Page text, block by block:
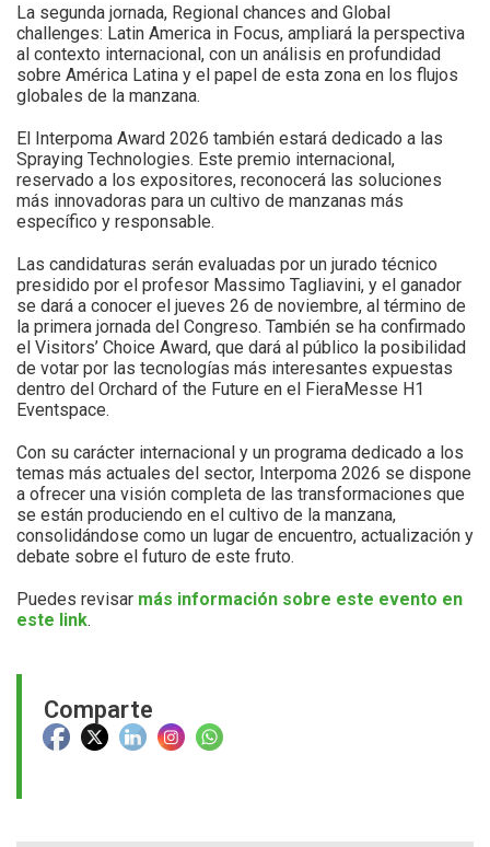
Comparte
La segunda jornada, Regional chances and Global
challenges: Latin America in Focus, ampliará la perspectiva
al contexto internacional, con un análisis en profundidad
sobre América Latina y el papel de esta zona en los flujos
globales de la manzana.
El Interpoma Award 2026 también estará dedicado a las
Spraying Technologies. Este premio internacional,
reservado a los expositores, reconocerá las soluciones
más innovadoras para un cultivo de manzanas más
específico y responsable.
Las candidaturas serán evaluadas por un jurado técnico
presidido por el profesor Massimo Tagliavini, y el ganador
se dará a conocer el jueves 26 de noviembre, al término de
la primera jornada del Congreso. También se ha confirmado
el Visitors’ Choice Award, que dará al público la posibilidad
de votar por las tecnologías más interesantes expuestas
dentro del Orchard of the Future en el FieraMesse H1
Eventspace.
Con su carácter internacional y un programa dedicado a los
temas más actuales del sector, Interpoma 2026 se dispone
a ofrecer una visión completa de las transformaciones que
se están produciendo en el cultivo de la manzana,
consolidándose como un lugar de encuentro, actualización y
debate sobre el futuro de este fruto.
Puedes revisar más información sobre este evento en
este link.